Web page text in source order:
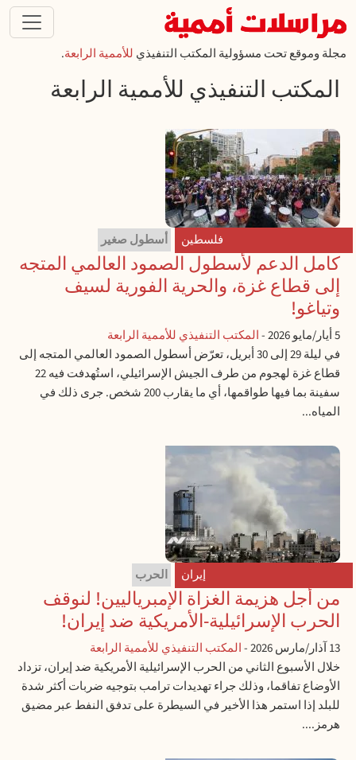
تجاوز إلى المحتوى الرئيسي
مجلة وموقع تحت مسؤولية المكتب التنفيذي للأممية الرابعة.
المكتب التنفيذي للأممية الرابعة
فلسطين أسطول صغير
كامل الدعم لأسطول الصمود العالمي المتجه
إلى قطاع غزة، والحرية الفورية لسيف
وتياغو!
5 أيار/مايو 2026 -المكتب التنفيذي للأممية الرابعة
في ليلة 29 إلى 30 أبريل، تعرّض أسطول الصمود العالمي المتجه إلى
قطاع غزة لهجوم من طرف الجيش الإسرائيلي، استُهدفت فيه 22
سفينة بما فيها طواقمها، أي ما يقارب 200 شخص. جرى ذلك في
المياه...
إيران الحرب
من أجل هزيمة الغزاة الإمبرياليين! لنوقف
الحرب الإسرائيلية-الأمريكية ضد إيران!
13 آذار/مارس 2026 -المكتب التنفيذي للأممية الرابعة
خلال الأسبوع الثاني من الحرب الإسرائيلية الأمريكية ضد إيران، تزداد
الأوضاع تفاقما، وذلك جراء تهديدات ترامب بتوجيه ضربات أكثر شدة
للبلد إذا استمر هذا الأخير في السيطرة على تدفق النفط عبر مضيق
هرمز....